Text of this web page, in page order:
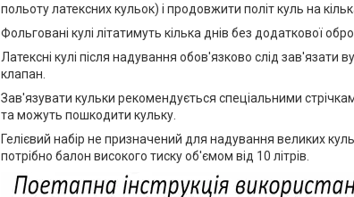
польоту латексних кульок) і продовжити політ куль на
Фольговані кулі літатимуть кілька днів без додаткової
Латексні кулі після надування обов'язково слід
клапан.
Зав'язувати кульки рекомендується спеціальними
та можуть пошкодити кульку.
Гелієвий набір не призначений для надування великих
потрібно балон високого тиску об'ємом від 10 літрів.